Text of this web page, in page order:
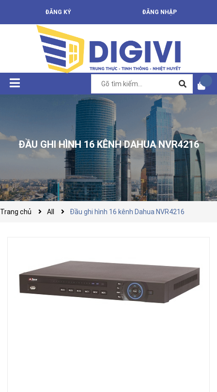
ĐĂNG KÝ ĐĂNG NHẬP
ĐẦU GHI HÌNH 16 KÊNH DAHUA NVR4216
Trang chủ All Đầu ghi hình 16 kênh Dahua NVR4216